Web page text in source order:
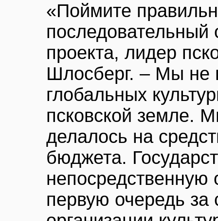
«Поймите
последовательный
проекта, лидер
Шлосберг. – Мы не
глобальных
псковской земле.
делалось на
бюджета.
непосредственную
первую очередь за